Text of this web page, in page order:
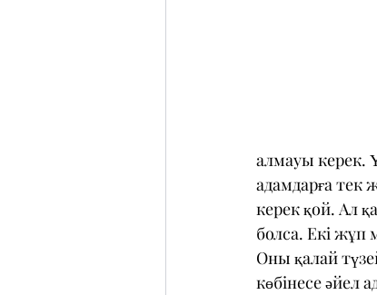
алмауы керек.
адамдарға тек
керек қой. Ал
болса. Екі жұп
Оны қалай
көбінесе әйел